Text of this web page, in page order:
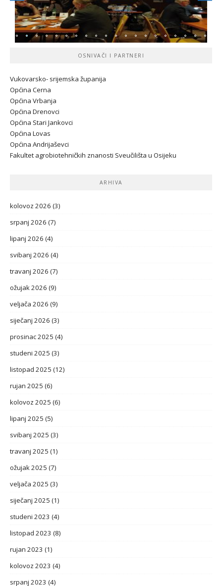
OSNIVAČI I PARTNERI
Vukovarsko- srijemska županija
Općina Cerna
Općina Vrbanja
Općina Drenovci
Općina Stari Jankovci
Općina Lovas
Općina Andrijaševci
Fakultet agrobiotehničkih znanosti Sveučilišta u Osijeku
ARHIVA
kolovoz 2026 (3)
srpanj 2026 (7)
lipanj 2026 (4)
svibanj 2026 (4)
travanj 2026 (7)
ožujak 2026 (9)
veljača 2026 (9)
siječanj 2026 (3)
prosinac 2025 (4)
studeni 2025 (3)
listopad 2025 (12)
rujan 2025 (6)
kolovoz 2025 (6)
lipanj 2025 (5)
svibanj 2025 (3)
travanj 2025 (1)
ožujak 2025 (7)
veljača 2025 (3)
siječanj 2025 (1)
studeni 2023 (4)
listopad 2023 (8)
rujan 2023 (1)
kolovoz 2023 (4)
srpanj 2023 (4)